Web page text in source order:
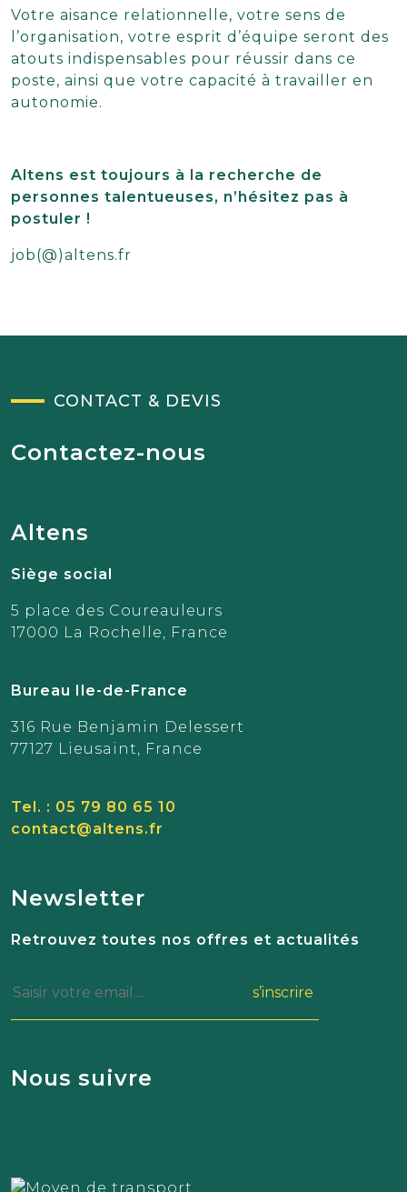
Votre aisance relationnelle, votre sens de
l’organisation, votre esprit d’équipe seront des
atouts indispensables pour réussir dans ce
poste, ainsi que votre capacité à travailler en
autonomie.
Altens est toujours à la recherche de
personnes talentueuses, n’hésitez pas à
postuler !
job(@)altens.fr
CONTACT & DEVIS
Contactez-nous
Altens
Siège social
5 place des Coureauleurs
17000 La Rochelle, France
Bureau Ile-de-France
316 Rue Benjamin Delessert
77127 Lieusaint, France
Tel. : 05 79 80 65 10
contact@altens.fr
Newsletter
Retrouvez toutes nos offres et actualités
s’inscrire
Nous suivre